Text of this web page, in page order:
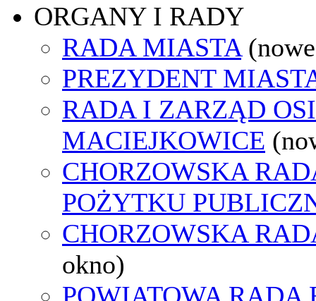
ORGANY I RADY
RADA MIASTA
PREZYDENT
RADA I ZARZĄD
MACIEJKOWICE
CHORZOWSKA
POŻYTKU
CHORZOWSKA
okno)